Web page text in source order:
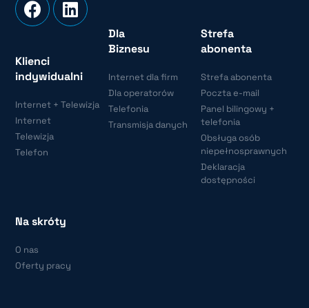
Klienci
indywidualni
Internet + Telewizja
Internet
Telewizja
Telefon
Dla
Biznesu
Internet dla firm
Dla operatorów
Telefonia
Transmisja danych
Strefa
abonenta
Strefa abonenta
Poczta e-mail
Panel bilingowy +
telefonia
Obsługa osób
niepełnosprawnych
Deklaracja
dostępności
Na skróty
O nas
Oferty pracy